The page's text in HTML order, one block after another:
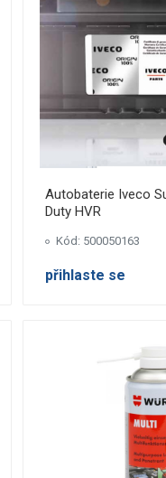
Autobaterie Iveco
Duty HVR
Kód: 500050163
přihlaste se